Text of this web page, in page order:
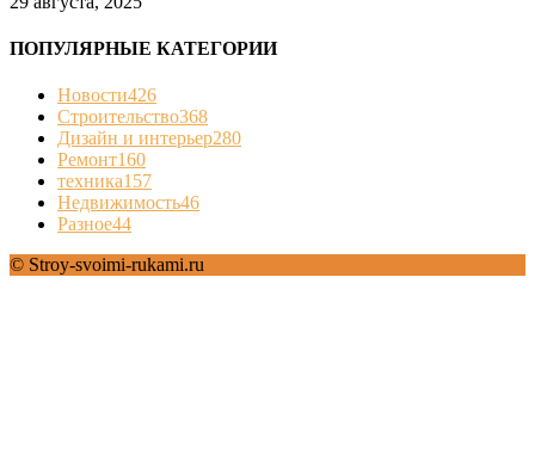
ПОПУЛЯРНЫЕ КАТЕГОРИИ
Новости426
Строительство368
Дизайн и интерьер280
Ремонт160
техника157
Недвижимость46
Разное44
© Stroy-svoimi-rukami.ru